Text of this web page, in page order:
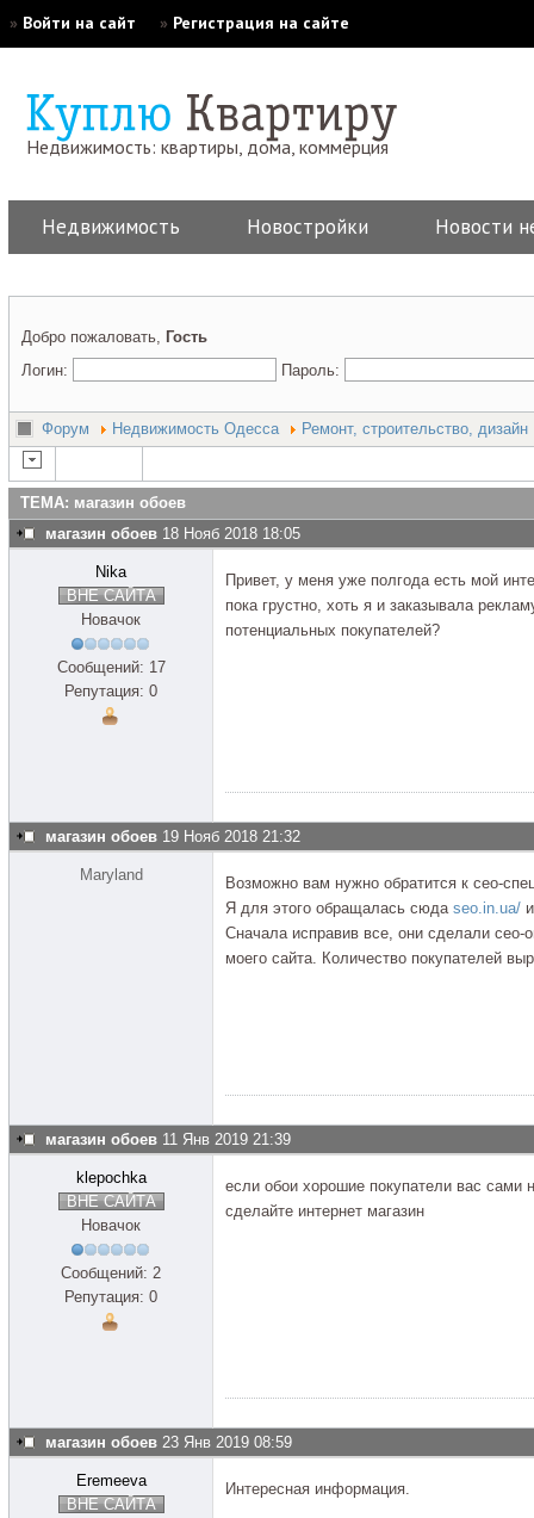
» Войти на сайт » Регистрация на сайте
Недвижимость: квартиры, дома, коммерция
Недвижимость Новостройки Новости
Добро пожаловать, Гость
Логин:
Пароль:
Форум Недвижимость Одесса Ремонт, строительство, дизайн
ТЕМА: магазин обоев
магазин обоев 18 Нояб 2018 18:05
Nika
ВНЕ САЙТА
Новачок
Сообщений: 17
Репутация: 0
Привет, у меня уже полгода есть мой
пока грустно, хоть я и заказывала
потенциальных покупателей?
магазин обоев 19 Нояб 2018 21:32
Maryland
Возможно вам нужно обратится к сео-
Я для этого обращалась сюда seo.in.ua/
Сначала исправив все, они сделали
моего сайта. Количество покупателей
магазин обоев 11 Янв 2019 21:39
klepochka
ВНЕ САЙТА
Новачок
Сообщений: 2
Репутация: 0
если обои хорошие покупатели вас сами
сделайте интернет магазин
магазин обоев 23 Янв 2019 08:59
Eremeeva
ВНЕ САЙТА
Интересная информация.